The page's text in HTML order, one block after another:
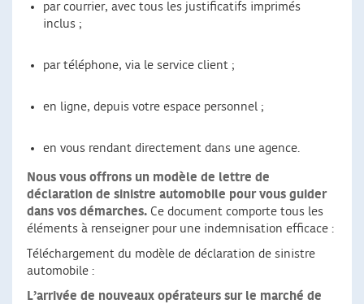
par courrier, avec tous les justificatifs imprimés
inclus ;
par téléphone, via le service client ;
en ligne, depuis votre espace personnel ;
en vous rendant directement dans une agence.
Nous vous offrons un modèle de lettre de
déclaration de sinistre automobile pour vous guider
dans vos démarches. Ce document comporte tous les
éléments à renseigner pour une indemnisation efficace :
Téléchargement du modèle de déclaration de sinistre
automobile :
L’arrivée de nouveaux opérateurs sur le marché de